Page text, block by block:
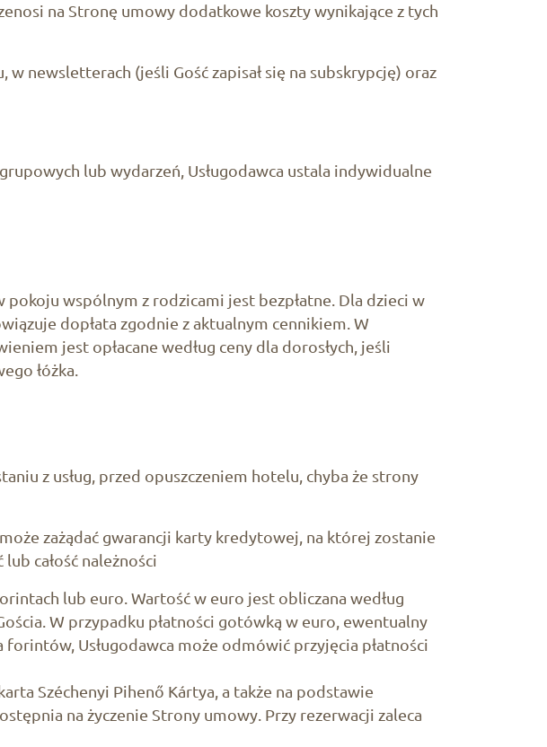
na Stronę umowy dodatkowe koszty wynikające z tych
newsletterach (jeśli Gość zapisał się na subskrypcję) oraz
lub wydarzeń, Usługodawca ustala indywidualne
wspólnym z rodzicami jest bezpłatne. Dla dzieci w
dopłata zgodnie z aktualnym cennikiem. W
jest opłacane według ceny dla dorosłych, jeśli
łóżka.
z usług, przed opuszczeniem hotelu, chyba że strony
zażądać gwarancji karty kredytowej, na której zostanie
całość należności
lub euro. Wartość w euro jest obliczana według
W przypadku płatności gotówką w euro, ewentualny
Usługodawca może odmówić przyjęcia płatności
Széchenyi Pihenő Kártya, a także na podstawie
na życzenie Strony umowy. Przy rezerwacji zaleca